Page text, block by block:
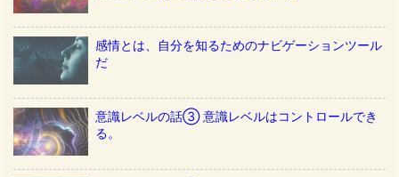
感情とは、自分を知るためのナビゲーションツール
だ
意識レベルの話③ 意識レベルはコントロールでき
る。